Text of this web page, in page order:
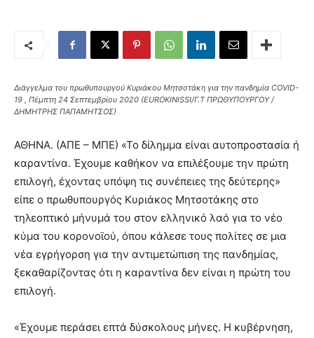
Διάγγελμα του πρωθυπουργού Κυριάκου Μητσοτάκη για την πανδημία COVID-
19 , Πέμπτη 24 Σεπτεμβρίου 2020 (EUROKINISSI/Γ.Τ ΠΡΩΘΥΠΟΥΡΓΟΥ /
ΔΗΜΗΤΡΗΣ ΠΑΠΑΜΗΤΣΟΣ)
ΑΘΗΝΑ. (ΑΠΕ – ΜΠΕ) «Το δίλημμα είναι αυτοπροστασία ή
καραντίνα. Έχουμε καθήκον να επιλέξουμε την πρώτη
επιλογή, έχοντας υπόψη τις συνέπειες της δεύτερης»
είπε ο πρωθυπουργός Κυριάκος Μητσοτάκης στο
τηλεοπτικό μήνυμά του στον ελληνικό λαό για το νέο
κύμα του κορονοϊού, όπου κάλεσε τους πολίτες σε μια
νέα εγρήγορση για την αντιμετώπιση της πανδημίας,
ξεκαθαρίζοντας ότι η καραντίνα δεν είναι η πρώτη του
επιλογή.
«Έχουμε περάσει επτά δύσκολους μήνες. Η κυβέρνηση,